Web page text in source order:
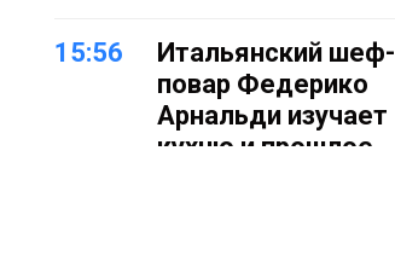
15:56
Итальянский шеф-
повар Федерико
Арнальди изучает
кухню и прошлое